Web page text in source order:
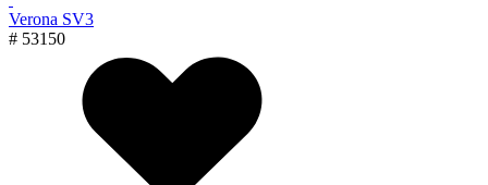
Verona SV3
# 53150